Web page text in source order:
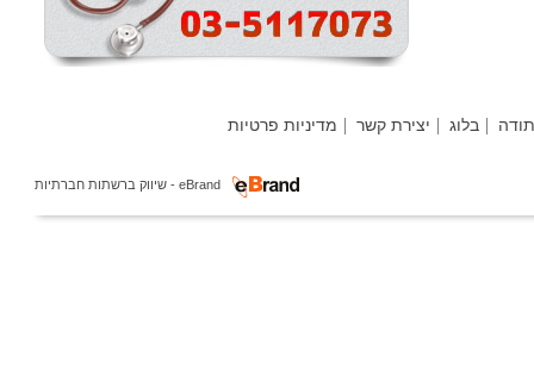
בלוג יצירת קשר מדיניות פרטיות
eBrand - שיווק ברשתות חברתיות